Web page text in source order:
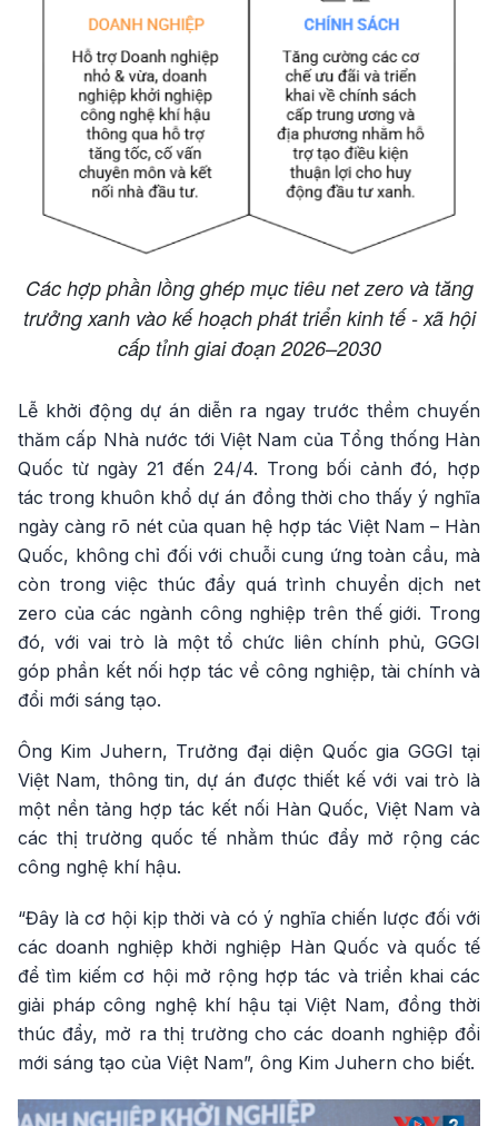
Các hợp phần lồng ghép mục tiêu net zero và tăng
trưởng xanh vào kế hoạch phát triển kinh tế - xã hội
cấp tỉnh giai đoạn 2026–2030
Lễ khởi động dự án diễn ra ngay trước thềm chuyến
thăm cấp Nhà nước tới Việt Nam của Tổng thống Hàn
Quốc từ ngày 21 đến 24/4. Trong bối cảnh đó, hợp
tác trong khuôn khổ dự án đồng thời cho thấy ý nghĩa
ngày càng rõ nét của quan hệ hợp tác Việt Nam – Hàn
Quốc, không chỉ đối với chuỗi cung ứng toàn cầu, mà
còn trong việc thúc đẩy quá trình chuyển dịch net
zero của các ngành công nghiệp trên thế giới. Trong
đó, với vai trò là một tổ chức liên chính phủ, GGGI
góp phần kết nối hợp tác về công nghiệp, tài chính và
đổi mới sáng tạo.
Ông Kim Juhern, Trưởng đại diện Quốc gia GGGI tại
Việt Nam, thông tin, dự án được thiết kế với vai trò là
một nền tảng hợp tác kết nối Hàn Quốc, Việt Nam và
các thị trường quốc tế nhằm thúc đẩy mở rộng các
công nghệ khí hậu.
“Đây là cơ hội kịp thời và có ý nghĩa chiến lược đối với
các doanh nghiệp khởi nghiệp Hàn Quốc và quốc tế
để tìm kiếm cơ hội mở rộng hợp tác và triển khai các
giải pháp công nghệ khí hậu tại Việt Nam, đồng thời
thúc đẩy, mở ra thị trường cho các doanh nghiệp đổi
mới sáng tạo của Việt Nam”, ông Kim Juhern cho biết.